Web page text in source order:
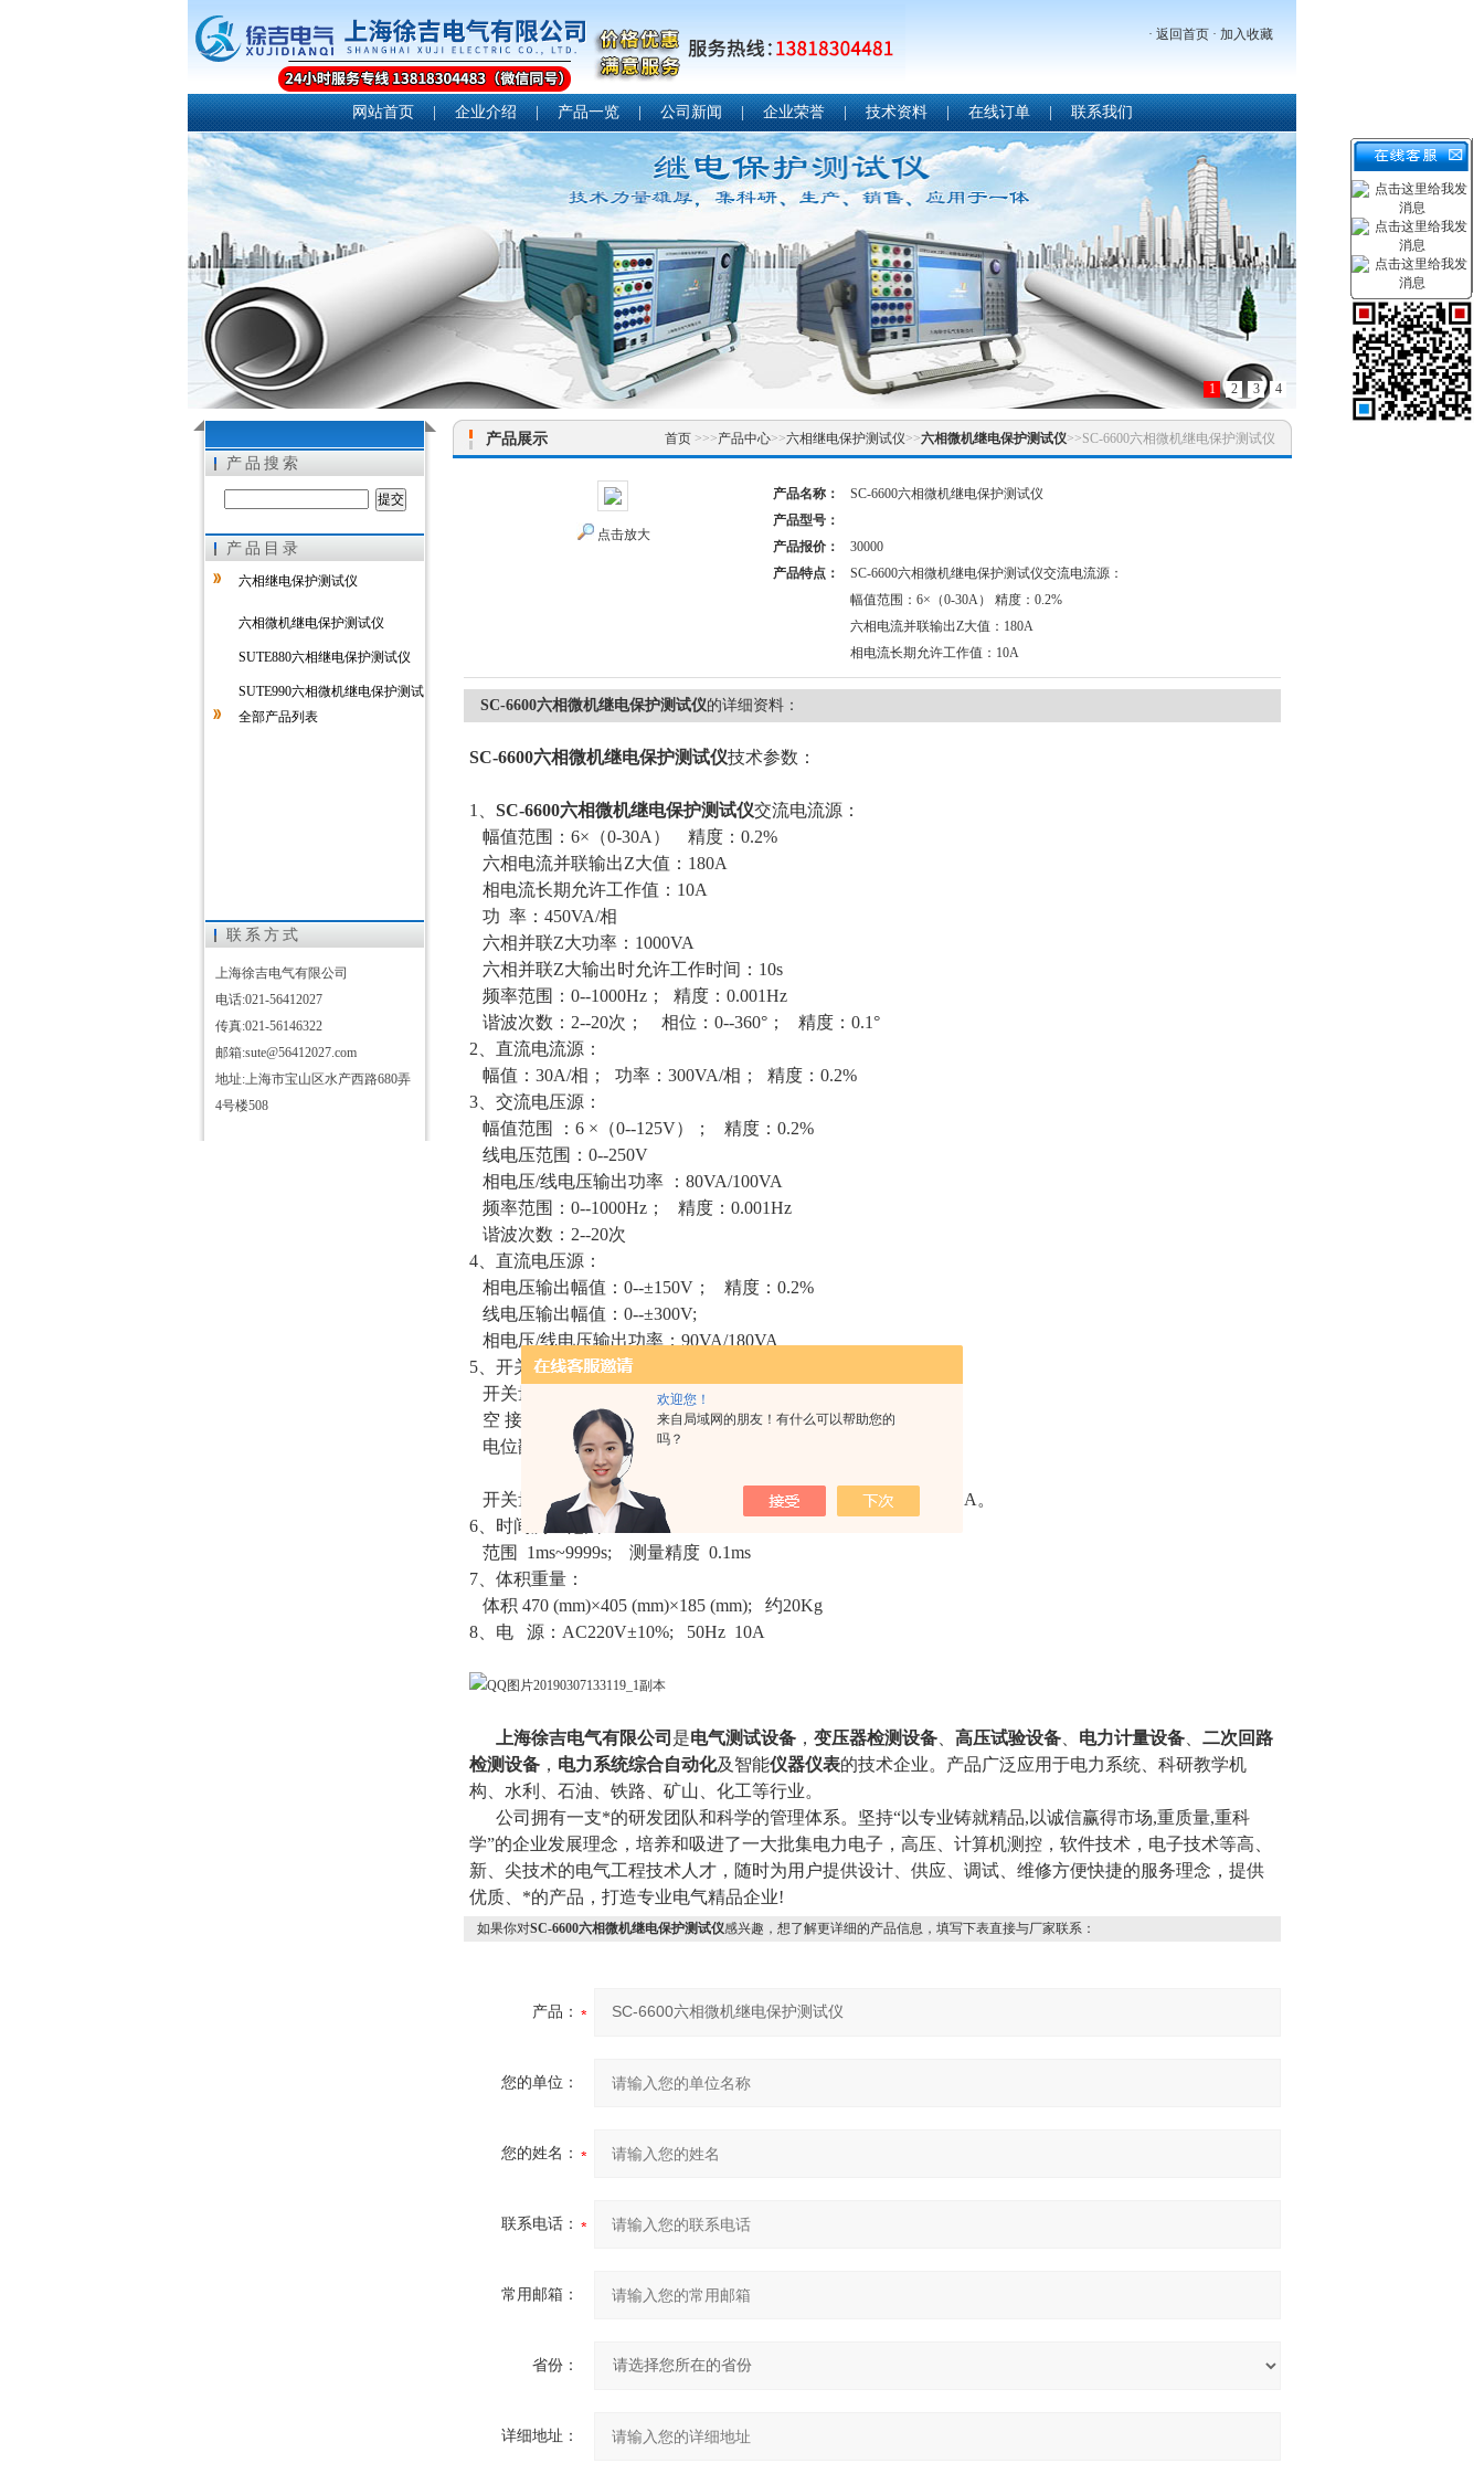
欢迎您！
来自局域网的朋友！有什么可以帮助您的
吗？
上海徐吉电气有限公司
· 返回首页 · 加入收藏
网站首页 | 企业介绍 | 产品一览 | 公司新闻 | 企业荣誉 | 技术资料 | 在线订单 | 联系我们
1 2 3 4
产品搜索
产品目录
六相继电保护测试仪
六相微机继电保护测试仪
SUTE880六相继电保护测试仪
SUTE990六相微机继电保护测试
全部产品列表
联系方式
上海徐吉电气有限公司
电话:021-56412027
传真:021-56146322
邮箱:sute@56412027.com
地址:上海市宝山区水产西路680弄
4号楼508
产品展示 首页 >>>产品中心>>六相继电保护测试仪>>六相微机继电保护测试仪>>SC-6600六相微机继电保护测试仪
点击放大
产品名称：
SC-6600六相微机继电保护测试仪
产品型号：
产品报价：
30000
产品特点：
SC-6600六相微机继电保护测试仪交流电流源：
幅值范围：6×（0-30A） 精度：0.2%
六相电流并联输出Z大值：180A
相电流长期允许工作值：10A
SC-6600六相微机继电保护测试仪的详细资料：
SC-6600六相微机继电保护测试仪技术参数：
1、 SC-6600六相微机继电保护测试仪交流电流源：
幅值范围：6×（0-30A） 精度：0.2%
六相电流并联输出Z大值：180A
相电流长期允许工作值：10A
功 率：450VA/相
六相并联Z大功率：1000VA
六相并联Z大输出时允许工作时间：10s
频率范围：0--1000Hz； 精度：0.001Hz
谐波次数：2--20次； 相位：0--360°； 精度：0.1°
2、直流电流源：
幅值：30A/相； 功率：300VA/相； 精度：0.2%
3、交流电压源：
幅值范围 ：6 ×（0--125V）； 精度：0.2%
线电压范围：0--250V
相电压/线电压输出功率 ：80VA/100VA
频率范围：0--1000Hz； 精度：0.001Hz
谐波次数：2--20次
4、直流电压源：
相电压输出幅值：0--±150V； 精度：0.2%
线电压输出幅值：0--±300V;
相电压/线电压输出功率：90VA/180VA
5、开关量端子:
开关量输入端子：8对
空 接 点：1--20mA，24V 装置内部有源
电位翻转：0--6VDC为低电平
15--250VDC为高电平
开关量输出端子：4对，空接点，遮断容量：110V/2A，220V/1A。
6、时间测量范围:
范围 1ms~9999s; 测量精度 0.1ms
7、体积重量：
体积 470 (mm)×405 (mm)×185 (mm); 约20Kg
8、电 源：AC220V±10%; 50Hz 10A
上海徐吉电气有限公司 是电气测试设备 ， 变压器检测设备 高压试验设备 电力计量设备
二次回路
检测设备 ， 电力系统综合自动化及智能仪器仪表的技术企业。产品广泛应用于电力系统、科研教学机
构、水利、石油、铁路、矿山、化工等行业。
公司拥有一支*的研发团队和科学的管理体系。坚持“以专业铸就精品,以诚信赢得市场,重质量,重科
学”的企业发展理念，培养和吸进了一大批集电力电子，高压、计算机测控，软件技术，电子技术等高、
新、尖技术的电气工程技术人才，随时为用户提供设计、供应、调试、维修方便快捷的服务理念，提供
优质、*的产品，打造专业电气精品企业!
如果你对SC-6600六相微机继电保护测试仪感兴趣，想了解更详细的产品信息，填写下表直接与厂家联系：
产品：
您的单位：
您的姓名：
联系电话：
常用邮箱：
省份：
详细地址：